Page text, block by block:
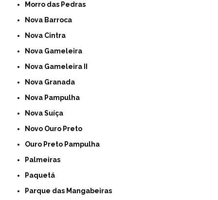
Morro das Pedras
Nova Barroca
Nova Cintra
Nova Gameleira
Nova Gameleira II
Nova Granada
Nova Pampulha
Nova Suíça
Novo Ouro Preto
Ouro Preto Pampulha
Palmeiras
Paquetá
Parque das Mangabeiras